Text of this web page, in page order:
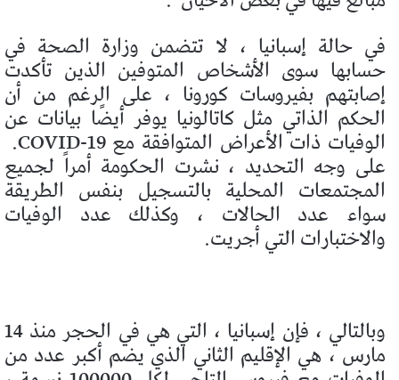
في حالة إسبانيا ، لا تتضمن وزارة الصحة في
حسابها سوى الأشخاص المتوفين الذين تأكدت
إصابتهم بفيروسات كورونا ، على الرغم من أن
الحكم الذاتي مثل كاتالونيا يوفر أيضًا بيانات عن
الوفيات ذات الأعراض المتوافقة مع COVID-19.
على وجه التحديد ، نشرت الحكومة أمراً لجميع
المجتمعات المحلية بالتسجيل بنفس الطريقة
سواء عدد الحالات ، وكذلك عدد الوفيات
والاختبارات التي أجريت.
وبالتالي ، فإن إسبانيا ، التي هي في الحجر منذ 14
مارس ، هي الإقليم الثاني الذي يضم أكبر عدد من